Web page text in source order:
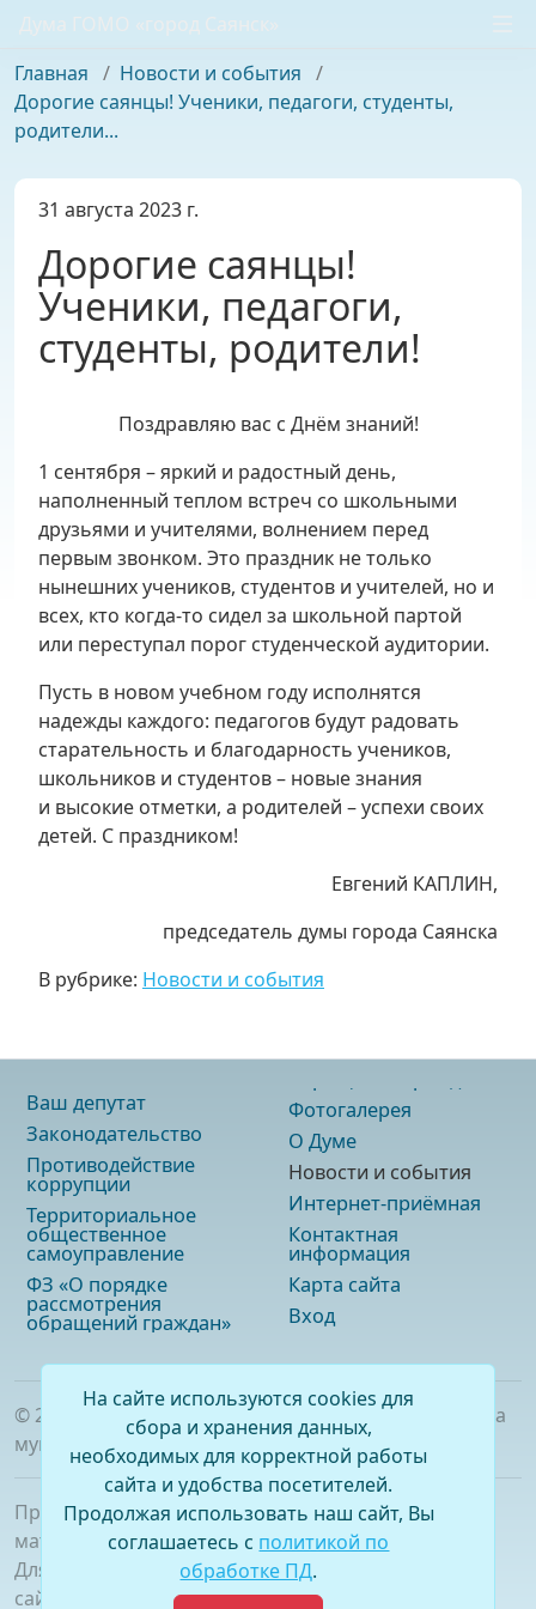
Дума ГОМО «город Саянск»
Главная / Новости и события /
Дорогие саянцы! Ученики, педагоги, студенты,
родители...
31 августа 2023 г.
Дорогие саянцы!
Ученики, педагоги,
студенты, родители!
Поздравляю вас с Днём знаний!
1 сентября – яркий и радостный день,
наполненный теплом встреч со школьными
друзьями и учителями, волнением перед
первым звонком. Это праздник не только
нынешних учеников, студентов и учителей, но и
всех, кто когда-то сидел за школьной партой
или переступал порог студенческой аудитории.
Пусть в новом учебном году исполнятся
надежды каждого: педагогов будут радовать
старательность и благодарность учеников,
школьников и студентов – новые знания
и высокие отметки, а родителей – успехи своих
детей. С праздником!
Евгений КАПЛИН,
председатель думы города Саянска
В рубрике: Новости и события
Ваш депутат
Законодательство
Противодействие
коррупции
Территориальное
общественное
самоуправление
ФЗ «О порядке
рассмотрения
обращений граждан»
Фотогалерея
О Думе
Новости и события
Интернет-приёмная
Контактная
информация
Карта сайта
Вход
© 2026
. Официальный сайт Думы городского округа
муниципального образования «город Саянск»
При полном или частичном использовании
материалов ссылка на сайт обязательна.
Для сетевых изданий обязательна гиперссылка на
сайт –
www.dumasayansk.ru
На сайте используются cookies для
сбора и хранения данных,
необходимых для корректной работы
сайта и удобства посетителей.
Продолжая использовать наш сайт, Вы
соглашаетесь с политикой по
обработке ПД.